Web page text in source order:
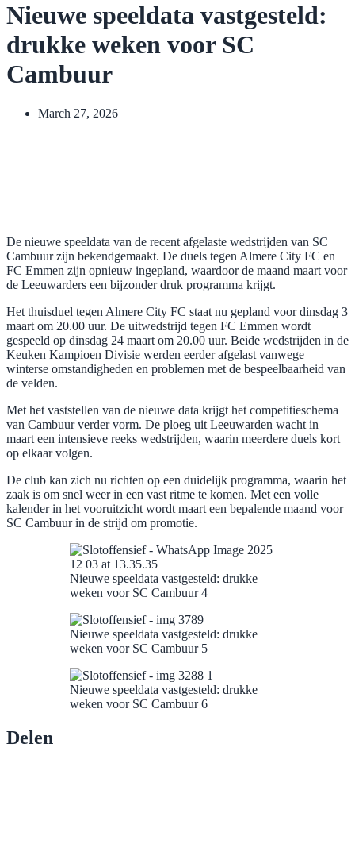
Nieuwe speeldata vastgesteld:
drukke weken voor SC
Cambuur
March 27, 2026
De nieuwe speeldata van de recent afgelaste wedstrijden van SC
Cambuur zijn bekendgemaakt. De duels tegen Almere City FC en
FC Emmen zijn opnieuw ingepland, waardoor de maand maart voor
de Leeuwarders een bijzonder druk programma krijgt.
Het thuisduel tegen Almere City FC staat nu gepland voor dinsdag 3
maart om 20.00 uur. De uitwedstrijd tegen FC Emmen wordt
gespeeld op dinsdag 24 maart om 20.00 uur. Beide wedstrijden in de
Keuken Kampioen Divisie werden eerder afgelast vanwege
winterse omstandigheden en problemen met de bespeelbaarheid van
de velden.
Met het vaststellen van de nieuwe data krijgt het competitieschema
van Cambuur verder vorm. De ploeg uit Leeuwarden wacht in
maart een intensieve reeks wedstrijden, waarin meerdere duels kort
op elkaar volgen.
De club kan zich nu richten op een duidelijk programma, waarin het
zaak is om snel weer in een vast ritme te komen. Met een volle
kalender in het vooruitzicht wordt maart een bepalende maand voor
SC Cambuur in de strijd om promotie.
Nieuwe speeldata vastgesteld: drukke
weken voor SC Cambuur 4
Nieuwe speeldata vastgesteld: drukke
weken voor SC Cambuur 5
Nieuwe speeldata vastgesteld: drukke
weken voor SC Cambuur 6
Delen